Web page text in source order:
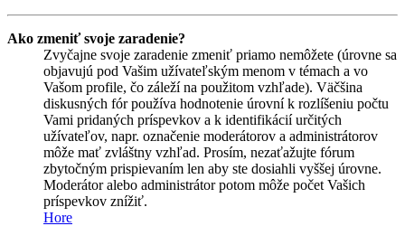
Ako zmeniť svoje zaradenie?
Zvyčajne svoje zaradenie zmeniť priamo nemôžete (úrovne sa
objavujú pod Vašim užívateľským menom v témach a vo
Vašom profile, čo záleží na použitom vzhľade). Väčšina
diskusných fór používa hodnotenie úrovní k rozlíšeniu počtu
Vami pridaných príspevkov a k identifikácií určitých
užívateľov, napr. označenie moderátorov a administrátorov
môže mať zvláštny vzhľad. Prosím, nezaťažujte fórum
zbytočným prispievaním len aby ste dosiahli vyššej úrovne.
Moderátor alebo administrátor potom môže počet Vašich
príspevkov znížiť.
Hore